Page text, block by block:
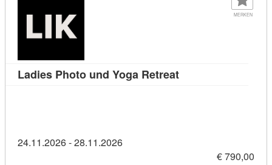
MERKEN
Ladies Photo und Yoga RetreatKursdetail: Ladies
24.11.2026 - 28.11.2026
€ 790,00